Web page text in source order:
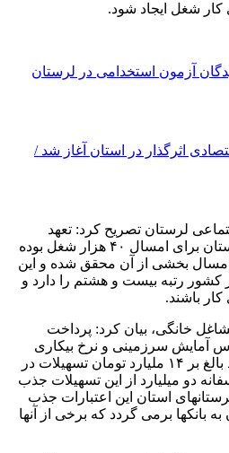
کار شغل ایجاد شود.
آزمون استخدامی در لرستان
اثرگذار در استان آغاز شد /
لرستان تصریح کرد: تعهد
اشتغال دستگاههای اجرایی استان برای امسال ۴۰ هزار شغل بوده
بخشی از آن محقق شده و این
رتبه بیست و هشتم را دارد و
باشند.
خانگی، بیان کرد: پرداخت
آمایش سرزمینی و نرخ بیکاری
است که برای امسال بروجرد بالغ بر ۱۴ ملیارد تومان تسهیلات در
دو میلیارد از این تسهیلات جذب
استان این اعتبارات جذب
بانکها برمی گردد که برخی از آنها